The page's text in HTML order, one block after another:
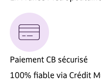
Paiement CB sécurisé
100% fiable via Crédit